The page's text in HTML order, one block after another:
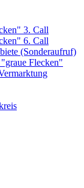
3. Call
6. Call
(Sonderaufruf)
Flecken"